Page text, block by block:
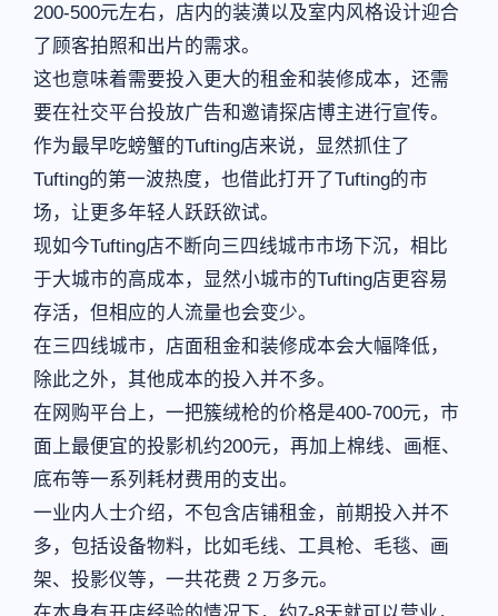
200-500元左右，店内的装潢以及室内风格设计迎合
了顾客拍照和出片的需求。
这也意味着需要投入更大的租金和装修成本，还需
要在社交平台投放广告和邀请探店博主进行宣传。
作为最早吃螃蟹的Tufting店来说，显然抓住了
Tufting的第一波热度，也借此打开了Tufting的市
场，让更多年轻人跃跃欲试。
现如今Tufting店不断向三四线城市市场下沉，相比
于大城市的高成本，显然小城市的Tufting店更容易
存活，但相应的人流量也会变少。
在三四线城市，店面租金和装修成本会大幅降低，
除此之外，其他成本的投入并不多。
在网购平台上，一把簇绒枪的价格是400-700元，市
面上最便宜的投影机约200元，再加上棉线、画框、
底布等一系列耗材费用的支出。
一业内人士介绍，不包含店铺租金，前期投入并不
多，包括设备物料，比如毛线、工具枪、毛毯、画
架、投影仪等，一共花费 2 万多元。